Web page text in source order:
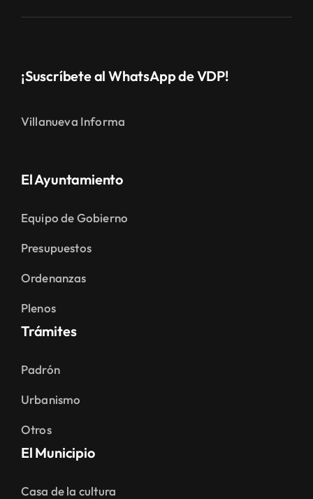
¡Suscríbete al WhatsApp de VDP!
Villanueva Informa
El Ayuntamiento
Equipo de Gobierno
Presupuestos
Ordenanzas
Plenos
Trámites
Padrón
Urbanismo
Otros
El Municipio
Casa de la cultura